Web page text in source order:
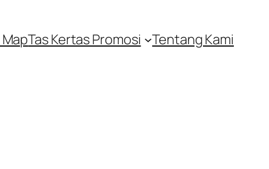
Tas Kertas Promosi Tentang Kami